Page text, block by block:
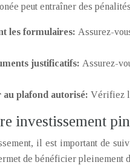
peut entraîner des
les formulaires: Assurez-
justificatifs: Assurez-
plafond autorisé: Vérifiez
investissement
il est important de
de bénéficier pleinement